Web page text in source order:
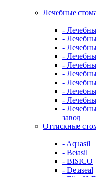
Лечебные
-
-
-
-
-
-
-
-
-
-
завод
Оттискные
- Aquasil
- Betasil
- BISICO
- Detaseal